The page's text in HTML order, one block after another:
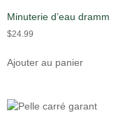
Minuterie d’eau dramm
$24.99
Ajouter au panier